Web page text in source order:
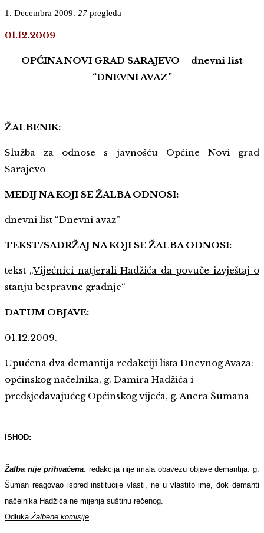
1. Decembra 2009. 27 pregleda
01.12.2009
OPĆINA NOVI GRAD SARAJEVO – dnevni list
“DNEVNI AVAZ”
ŽALBENIK:
Služba za odnose s javnošću Općine Novi grad
Sarajevo
MEDIJ NA KOJI SE ŽALBA ODNOSI:
dnevni list “Dnevni avaz”
TEKST/SADRŽAJ NA KOJI SE ŽALBA ODNOSI:
tekst „Vijećnici natjerali Hadžića da povuče izvještaj o
stanju bespravne gradnje“
DATUM OBJAVE:
01.12.2009.
Upućena dva demantija redakciji lista Dnevnog Avaza:
općinskog načelnika, g. Damira Hadžića i
predsjedavajućeg Općinskog vijeća, g. Anera Šumana
ISHOD:
Žalba nije prihvaćena: redakcija nije imala obavezu objave demantija: g.
Šuman reagovao ispred institucije vlasti, ne u vlastito ime, dok demanti
načelnika Hadžića ne mijenja suštinu rečenog.
OdlukaŽalbene komisije